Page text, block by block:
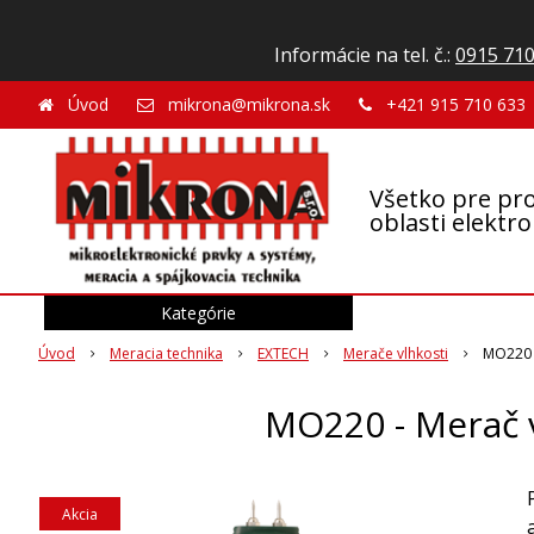
Informácie na tel. č.: 0915
Všetko pre
oblasti
Úvod mikrona@mikrona.sk +421 915 710 633
Úvod Meracia technika EXTECH Merače vlhkosti
MO220 -
Akcia
Kategórie